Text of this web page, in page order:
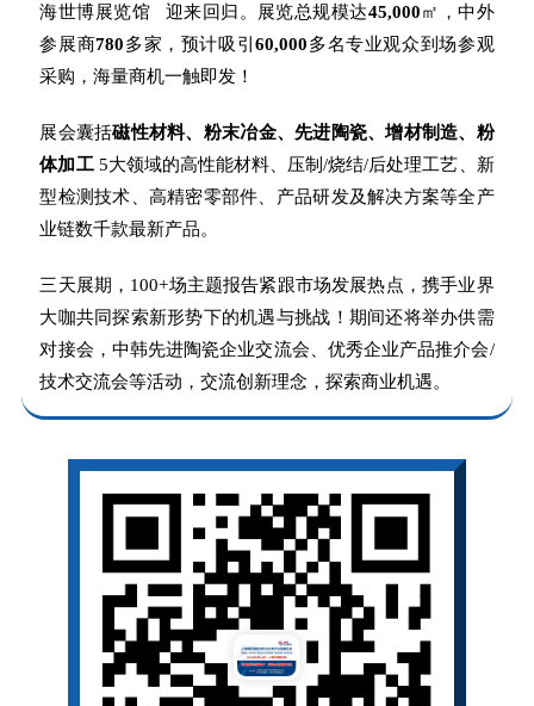
海世博展览馆
迎来回归。展览总规模达45,000㎡，中外
参展商780多家，预计吸引60,000多名专业观众到场参观
采购，海量商机一触即发！
展会囊括磁性材料、粉末冶金、先进陶瓷、增材制造、粉
体加工 5大领域的高性能材料、压制/烧结/后处理工艺、新
型检测技术、高精密零部件、产品研发及解决方案等全产
业链数千款最新产品。
三天展期，100+场主题报告紧跟市场发展热点，携手业界
大咖共同探索新形势下的机遇与挑战！期间还将举办供需
对接会，中韩先进陶瓷企业交流会、优秀企业产品推介会/
技术交流会等活动，交流创新理念，探索商业机遇。